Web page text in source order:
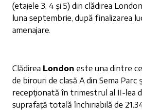
(etajele 3, 4 și 5) din clădirea
luna septembrie, după finalizarea
amenajare.
Clădirea London este una dintre
de birouri de clasă A din Sema Parc
recepționată în trimestrul al II-lea
suprafață totală închiriabilă de